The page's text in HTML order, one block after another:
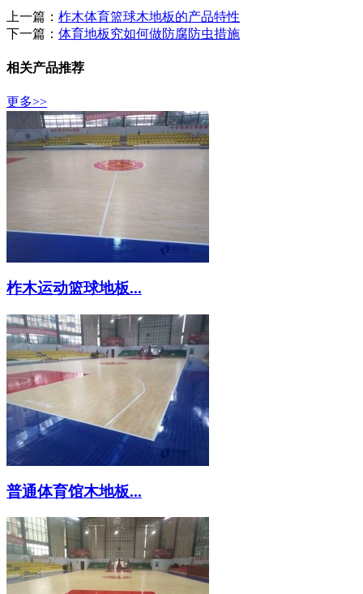
上一篇： 柞木体育篮球木地板的产品特性
下一篇： 体育地板究如何做防腐防虫措施
相关产品推荐
更多>>
柞木运动篮球地板...
普通体育馆木地板...